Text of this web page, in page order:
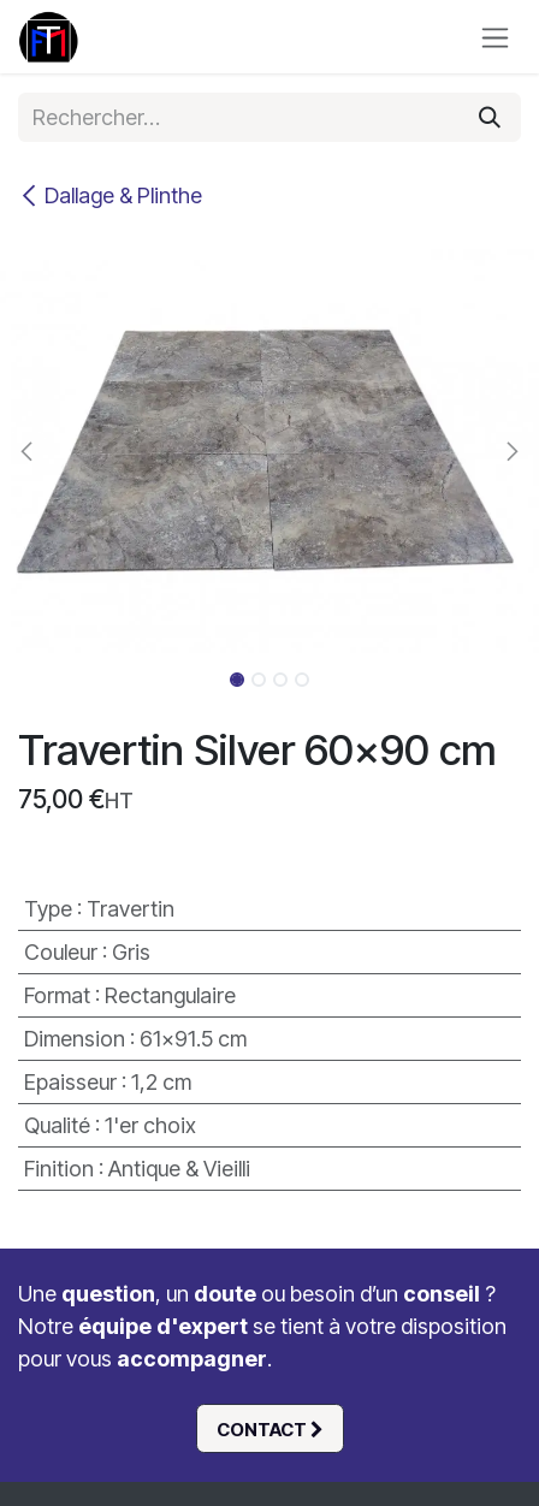
Se rendre au contenu
Dallage & Plinthe
Travertin Silver 60x90 cm
75,00 €HT
Type: Travertin
Couleur: Gris
Format: Rectangulaire
Dimension : 61x91.5 cm
Epaisseur: 1,2 cm
Qualité: 1'er choix
Finition : Antique & Vieilli
CONTACT
Une question, un doute ou besoin d’un conseil ?
Notre équipe d'expert se tient à votre disposition
pour vous accompagner.